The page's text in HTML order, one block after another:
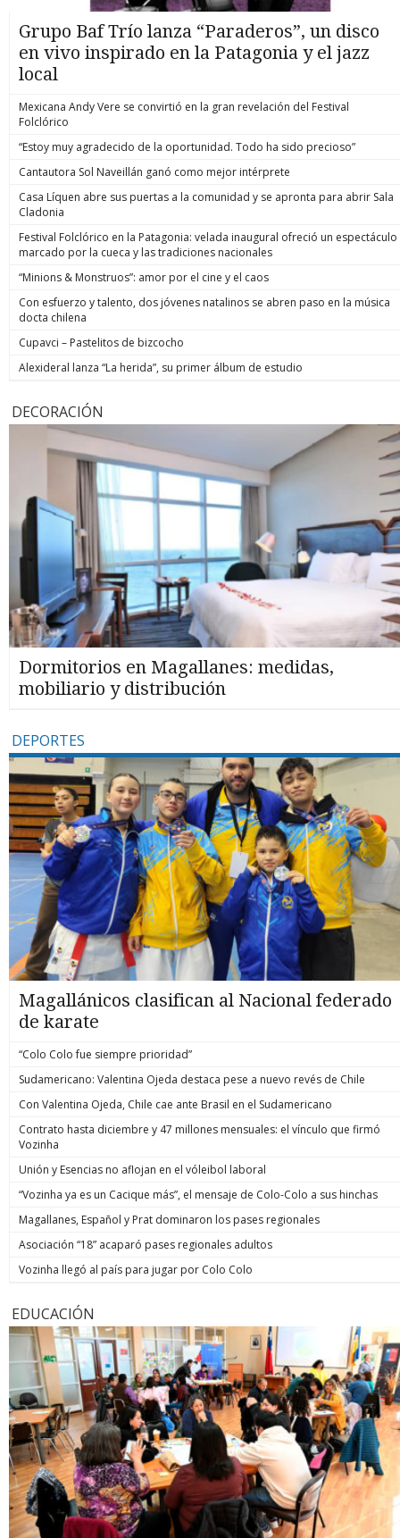
Grupo Baf Trío lanza “Paraderos”, un disco
en vivo inspirado en la Patagonia y el jazz
local
Mexicana Andy Vere se convirtió en la gran revelación del Festival
Folclórico
“Estoy muy agradecido de la oportunidad. Todo ha sido precioso”
Cantautora Sol Naveillán ganó como mejor intérprete
Casa Líquen abre sus puertas a la comunidad y se apronta para abrir Sala
Cladonia
Festival Folclórico en la Patagonia: velada inaugural ofreció un espectáculo
marcado por la cueca y las tradiciones nacionales
“Minions & Monstruos”: amor por el cine y el caos
Con esfuerzo y talento, dos jóvenes natalinos se abren paso en la música
docta chilena
Cupavci – Pastelitos de bizcocho
Alexideral lanza “La herida”, su primer álbum de estudio
DECORACIÓN
Dormitorios en Magallanes: medidas,
mobiliario y distribución
DEPORTES
Magallánicos clasifican al Nacional federado
de karate
“Colo Colo fue siempre prioridad”
Sudamericano: Valentina Ojeda destaca pese a nuevo revés de Chile
Con Valentina Ojeda, Chile cae ante Brasil en el Sudamericano
Contrato hasta diciembre y 47 millones mensuales: el vínculo que firmó
Vozinha
Unión y Esencias no aflojan en el vóleibol laboral
“Vozinha ya es un Cacique más”, el mensaje de Colo-Colo a sus hinchas
Magallanes, Español y Prat dominaron los pases regionales
Asociación “18” acaparó pases regionales adultos
Vozinha llegó al país para jugar por Colo Colo
EDUCACIÓN